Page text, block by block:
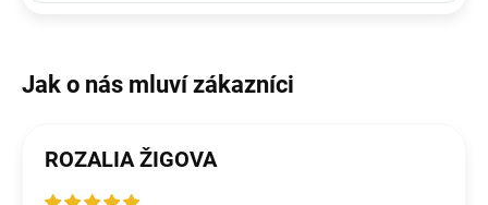
ROZALIA ŽIGOVA